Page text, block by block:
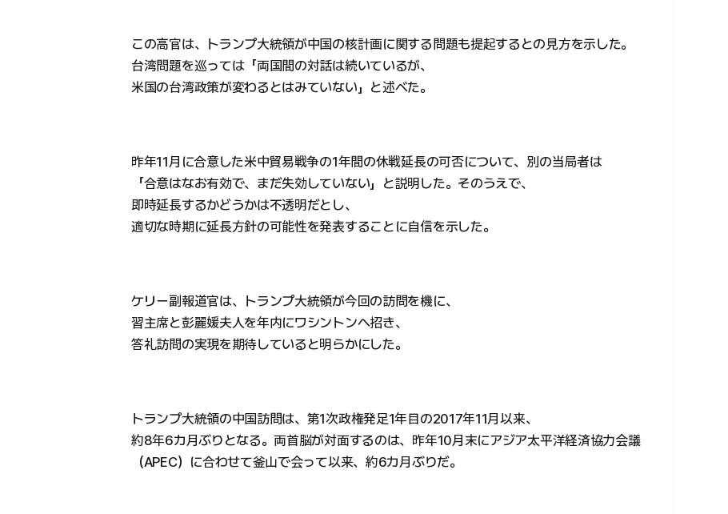
この高官は、トランプ大統領が中国の核計画に関する問題も提起するとの見方を示した。
台湾問題を巡っては「両国間の対話は続いているが、
米国の台湾政策が変わるとはみていない」と述べた。
昨年11月に合意した米中貿易戦争の1年間の休戦延長の可否について、別の当局者は
「合意はなお有効で、まだ失効していない」と説明した。そのうえで、
即時延長するかどうかは不透明だとし、
適切な時期に延長方針の可能性を発表することに自信を示した。
ケリー副報道官は、トランプ大統領が今回の訪問を機に、
習主席と彭麗媛夫人を年内にワシントンへ招き、
答礼訪問の実現を期待していると明らかにした。
トランプ大統領の中国訪問は、第1次政権発足1年目の2017年11月以来、
約8年6カ月ぶりとなる。両首脳が対面するのは、昨年10月末にアジア太平洋経済協力会議
（APEC）に合わせて釜山で会って以来、約6カ月ぶりだ。